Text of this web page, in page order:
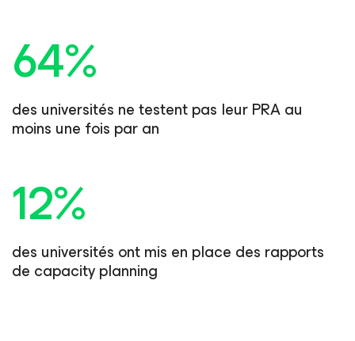
64%
des universités ne testent pas leur PRAau
moins une fois par an
12%
des universités ont mis en place des rapports
de capacity planning